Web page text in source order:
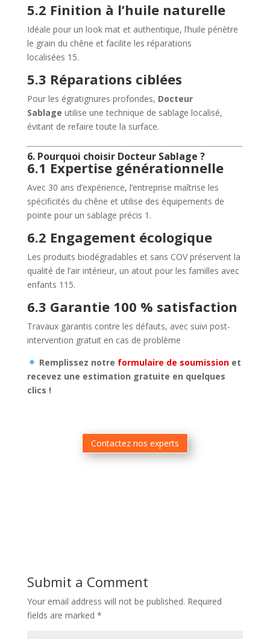
5.2 Finition à l’huile naturelle
Idéale pour un look mat et authentique, l’huile pénètre
le grain du chêne et facilite les réparations
localisées 15.
5.3 Réparations ciblées
Pour les égratignures profondes, Docteur
Sablage utilise une technique de sablage localisé,
évitant de refaire toute la surface.
6. Pourquoi choisir Docteur Sablage ?
6.1 Expertise générationnelle
Avec 30 ans d’expérience, l’entreprise maîtrise les
spécificités du chêne et utilise des équipements de
pointe pour un sablage précis 1 .
6.2 Engagement écologique
Les produits biodégradables et sans COV préservent la
qualité de l’air intérieur, un atout pour les familles avec
enfants 1 15.
6.3 Garantie 100 % satisfaction
Travaux garantis contre les défauts, avec suivi post-
intervention gratuit en cas de problème
Remplissez notre formulaire de soumission et
recevez une estimation gratuite en quelques
clics !
Contactez nos experts
Submit a Comment
Your email address will not be published. Required
fields are marked *